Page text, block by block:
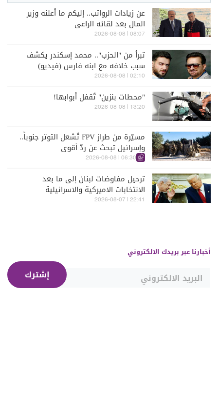
عن زيادات الرواتب.. إليكم ما أعلنه وزير
المال بعد لقائه الراعي
08:07 | 2026-08-08
تبرأ من "الحزب".. محمد إسكندر يكشف
سبب خلافه مع ابنه فارس (فيديو)
02:10 | 2026-08-08
"محطات بنزين" تُقفل أبوابها!
13:20 | 2026-08-08
مسيّرة من طراز FPV تُشعل التوتر جنوباً..
وإسرائيل تبحث عن ردّ أقوى
06:30 | 2026-08-08
ترحيل مفاوضات لبنان إلى ما بعد
الانتخابات الاميركية والاسرائيلية
22:41 | 2026-08-07
أخبارنا عبر بريدك الالكتروني
إشترك